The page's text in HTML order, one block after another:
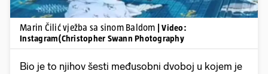
Marin Čilić vježba sa sinom Baldom
| Video:
Instagram(Christopher Swann Photography
Bio je to njihov šesti međusobni dvoboj u kojem je